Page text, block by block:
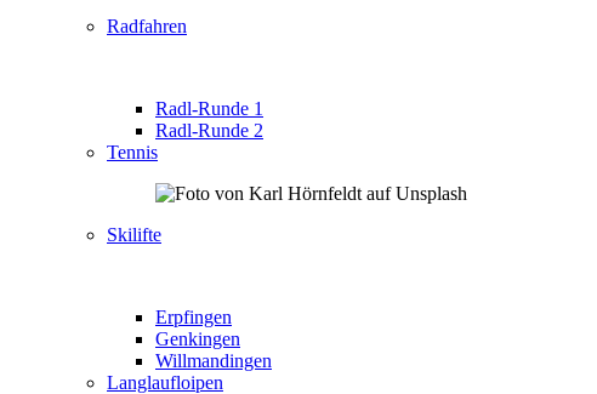
Radfahren
Radl-Runde 1
Radl-Runde 2
Tennis
Skilifte
Erpfingen
Genkingen
Willmandingen
Langlaufloipen